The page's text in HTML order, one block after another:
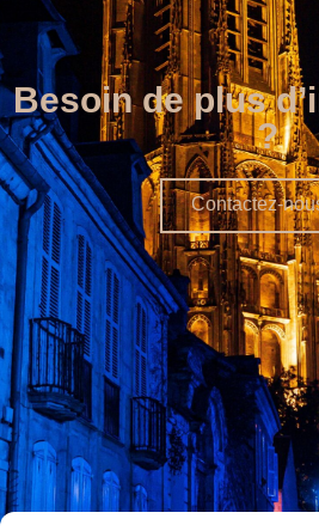
Besoin de plus
?
Contactez-